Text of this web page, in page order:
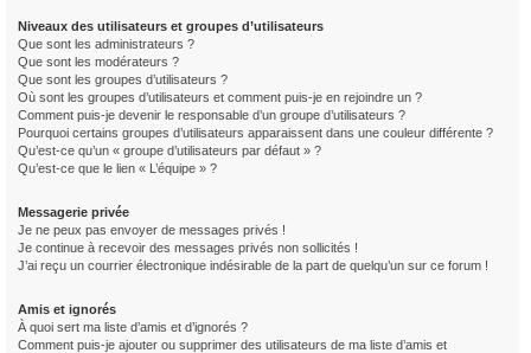
Niveaux des utilisateurs et groupes d’utilisateurs
Que sont les administrateurs ?
Que sont les modérateurs ?
Que sont les groupes d’utilisateurs ?
Où sont les groupes d’utilisateurs et comment puis-je en rejoindre un ?
Comment puis-je devenir le responsable d’un groupe d’utilisateurs ?
Pourquoi certains groupes d’utilisateurs apparaissent dans une couleur différente ?
Qu’est-ce qu’un « groupe d’utilisateurs par défaut » ?
Qu’est-ce que le lien « L’équipe » ?
Messagerie privée
Je ne peux pas envoyer de messages privés !
Je continue à recevoir des messages privés non sollicités !
J’ai reçu un courrier électronique indésirable de la part de quelqu’un sur ce forum !
Amis et ignorés
À quoi sert ma liste d’amis et d’ignorés ?
Comment puis-je ajouter ou supprimer des utilisateurs de ma liste d’amis et